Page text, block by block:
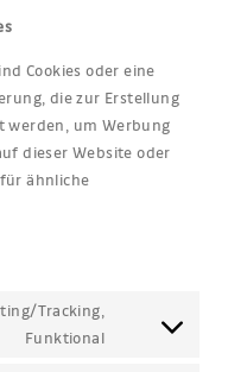
Cookies oder eine
die zur Erstellung
werden, um Werbung
dieser Website oder
ähnliche
Tracking,
Funktional
Consent